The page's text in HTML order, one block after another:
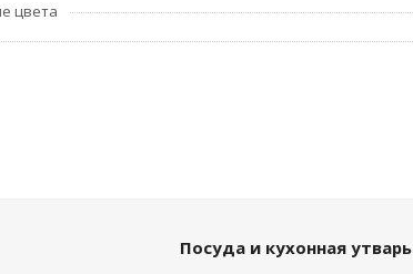
цвета
Посуда и кухонная утварь